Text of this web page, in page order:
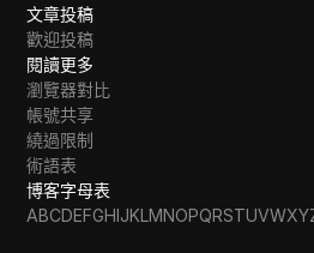
文章投稿
歡迎投稿
閱讀更多
瀏覽器對比
帳號共享
繞過限制
術語表
博客字母表
ABCDEFGHIJKLMNOPQRSTUVWXY